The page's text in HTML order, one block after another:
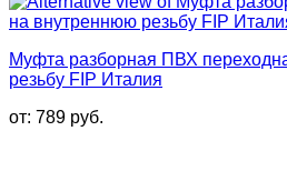
Муфта разборная ПВХ
резьбу FIP Италия
от: 789 руб.